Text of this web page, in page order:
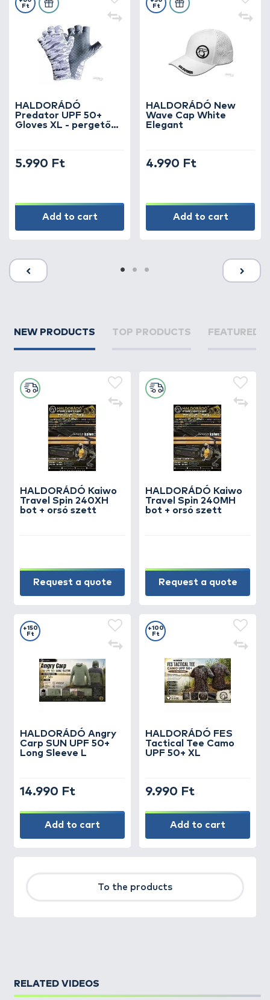
HALDORÁDÓ
Predator UPF 50+
Gloves XL - pergető
Ft
5.990 Ft
Add to cart
HALDORÁDÓ New
Wave Cap White
Elegant
Ft
4.990 Ft
Add to cart
NEW PRODUCTS TOP PRODUCTS FEATURED
HALDORÁDÓ Kaiwo
Travel Spin 240XH
bot + orsó szett
Request a quote
HALDORÁDÓ Kaiwo
Travel Spin 240MH
bot + orsó szett
Request a quote
HALDORÁDÓ Angry
Carp SUN UPF 50+
Long Sleeve L
+150
Ft
14.990 Ft
Add to cart
HALDORÁDÓ FES
Tactical Tee Camo
UPF 50+ XL
+100
Ft
9.990 Ft
Add to cart
To the products
RELATED VIDEOS